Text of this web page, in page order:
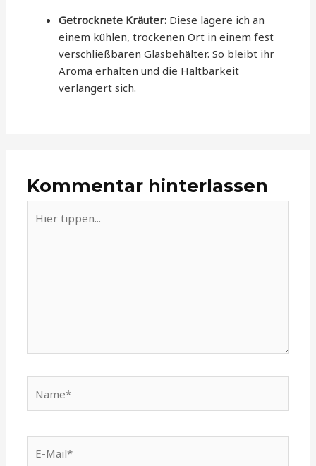
Getrocknete Kräuter: Diese lagere ich an
einem kühlen, trockenen Ort in einem fest
verschließbaren Glasbehälter. So bleibt ihr
Aroma erhalten und die Haltbarkeit
verlängert sich.
Kommentar hinterlassen
tippen...
Mail*